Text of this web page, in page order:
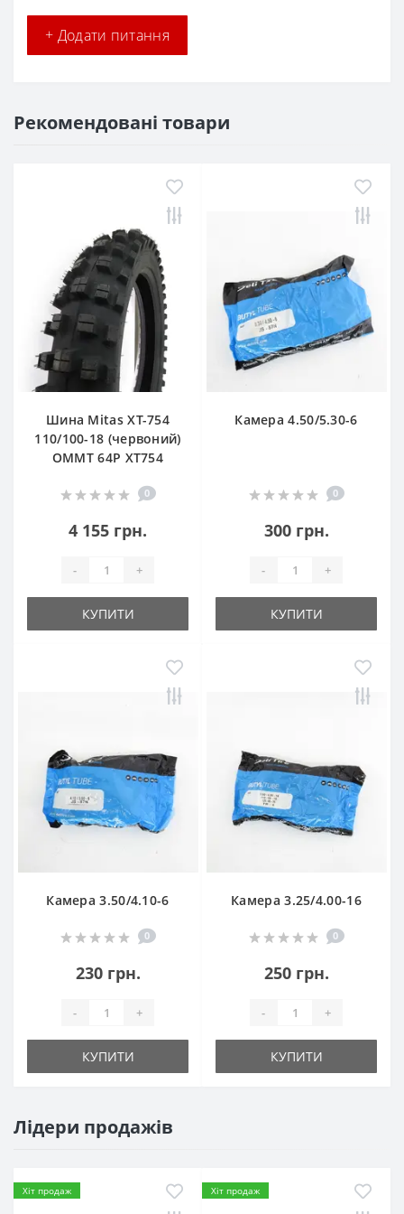
+ Додати питання
Рекомендовані товари
Шина Mitas XT-754
110/100-18 (червоний)
OMMT 64P XT754
0
4 155 грн.
- +
КУПИТИ
Камера 4.50/5.30-6
0
300 грн.
- +
КУПИТИ
Камера 3.50/4.10-6
0
230 грн.
- +
КУПИТИ
Камера 3.25/4.00-16
0
250 грн.
- +
КУПИТИ
Лідери продажів
Хіт продаж Хіт продаж